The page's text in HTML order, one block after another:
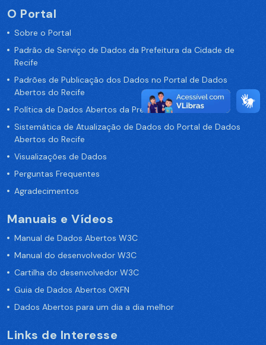
O Portal
Sobre o Portal
Padrão de Serviço de Dados da Prefeitura da Cidade de
Recife
Padrões de Publicação dos Dados no Portal de Dados
Abertos do Recife
Política de Dados Abertos da Prefeitura do Recife
Sistemática de Atualização de Dados do Portal de Dados
Abertos do Recife
Visualizações de Dados
Perguntas Frequentes
Agradecimentos
Manuais e Vídeos
Manual de Dados Abertos W3C
Manual do desenvolvedor W3C
Cartilha do desenvolvedor W3C
Guia de Dados Abertos OKFN
Dados Abertos para um dia a dia melhor
Links de Interesse